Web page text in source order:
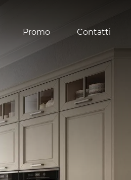
Promo Contatti